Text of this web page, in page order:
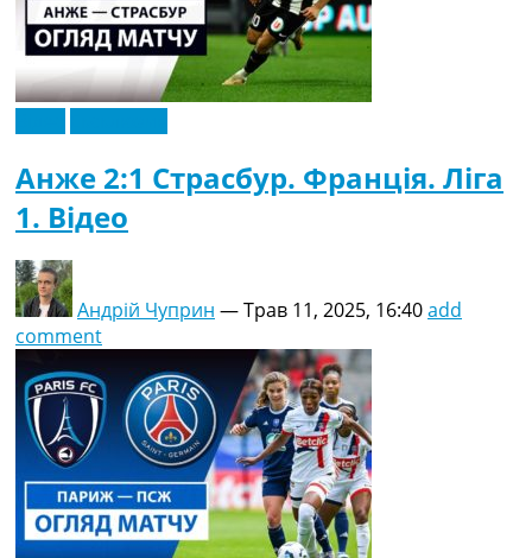
Анже 2:1 Страсбур. Франція. Ліга
1. Відео
Андрій Чуприн —Трав 11, 2025, 16:40add
comment